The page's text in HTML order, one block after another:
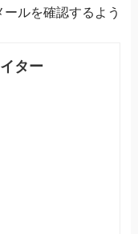
ルを確認するよう